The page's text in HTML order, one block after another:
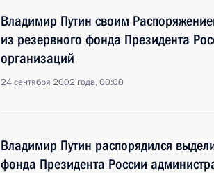
Владимир Путин своим
из резервного фонда Президента
организаций
24 сентября 2002 года, 00:00
Владимир Путин распорядился
фонда Президента России